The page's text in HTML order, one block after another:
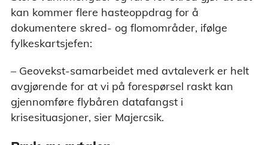
kan kommer flere hasteoppdrag for å
dokumentere skred- og flomområder, ifølge
fylkeskartsjefen:
– Geovekst-samarbeidet med avtaleverk er helt
avgjørende for at vi på forespørsel raskt kan
gjennomføre flybåren datafangst i
krisesituasjoner, sier Majercsik.